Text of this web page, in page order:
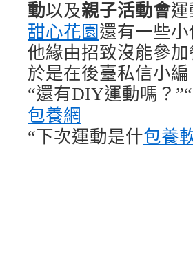
動以及親子活動會運
甜心花園還有一些
他緣由招致沒能參
於是在後臺私信小編
“還有DIY運動嗎？”
包養網
“下次運動是什包養